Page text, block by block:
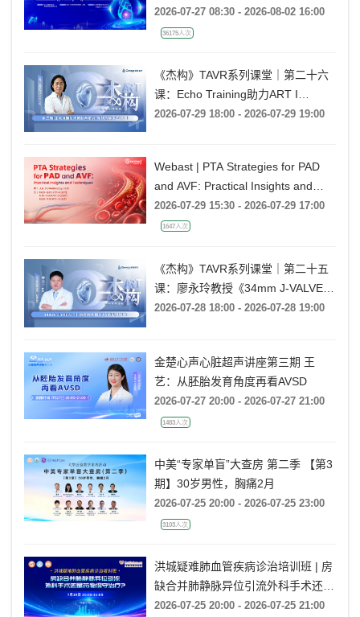
外科医师大会
2026-07-27 08:30 - 2026-08-02 16:00
36175人次
《杰构》TAVR系列课堂｜第二十六
课：Echo Training助力ART I
Rebecca T. Hahn教授《第二期-主动
2026-07-29 18:00 - 2026-07-29 19:00
Webast | PTA Strategies for PAD
and AVF: Practical Insights and
Techniques
2026-07-29 15:30 - 2026-07-29 17:00
1647人次
《杰构》TAVR系列课堂｜第二十五
课：廖永玲教授《34mm J-VALVE
TF 治疗超大瓣环AR的实战经验》
2026-07-28 18:00 - 2026-07-28 19:00
金楚心声心脏超声讲座第三期 王
艺：从胚胎发育角度再看AVSD
2026-07-27 20:00 - 2026-07-27 21:00
1483人次
中美“专家单盲”大查房 第二季 【第3
期】30岁男性，胸痛2月
2026-07-25 20:00 - 2026-07-25 23:00
3103人次
洪城疑难肺血管疾病诊治培训班 | 房
缺合并肺静脉异位引流外科手术还是
药物保守治疗?
2026-07-25 20:00 - 2026-07-25 21:00